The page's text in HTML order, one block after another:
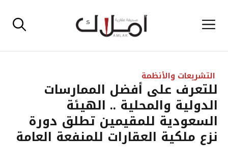
إلى القائمة
التشريعات والأنظمة
للتعرف على أفضل الممارسات
الدولية والمحلية .. الهيئة
السعودية للمقيمين تطلق دورة
نزع ملكية العقارات للمنفعة العامة